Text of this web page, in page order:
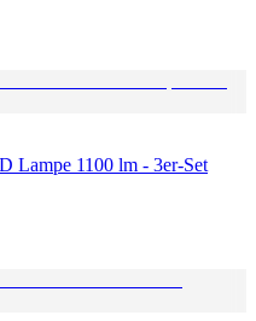
Lampe 1100 lm - 3er-Set